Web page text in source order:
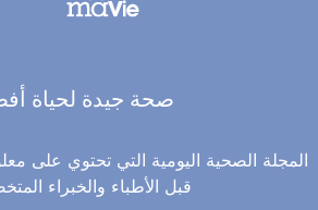
صحة جيدة لحياة
المجلة الصحية اليومية التي تحتوي على
قبل الأطباء والخبراء